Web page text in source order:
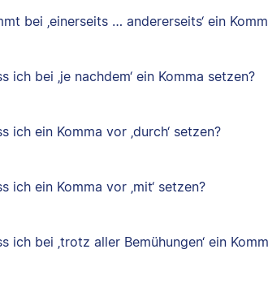
bei ‚einerseits … andererseits‘ ein
ich bei ‚je nachdem‘ ein Komma setzen?
ich ein Komma vor ‚durch‘ setzen?
ich ein Komma vor ‚mit‘ setzen?
ich bei ‚trotz aller Bemühungen‘ ein